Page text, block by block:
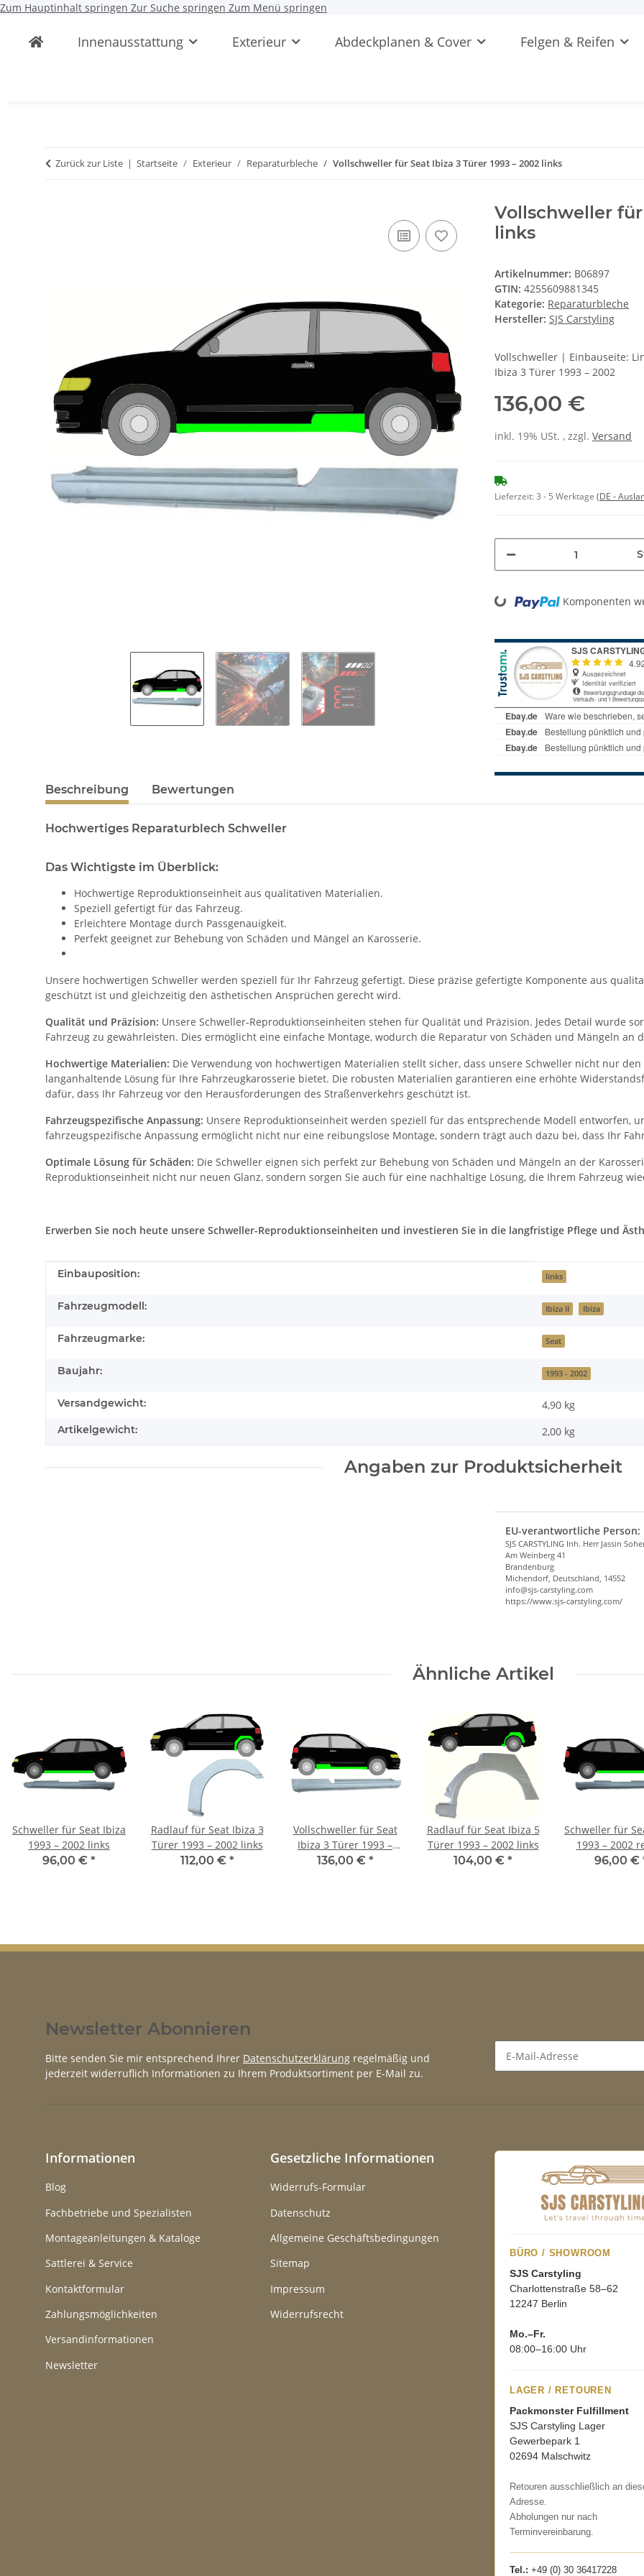
Zum Hauptinhalt springen Zur Suche springen Zum Menü springen
Innenausstattung Exterieur Abdeckplanen & Cover Felgen & Reifen
Zurück zur Liste Startseite Exterieur Reparaturbleche Vollschweller für Seat Ibiza 3 Türer 1993 – 2002 links
Vollschweller für
links
Artikelnummer: B06897
GTIN: 4255609881345
Kategorie: Reparaturbleche
Hersteller: SJS Carstyling
Vollschweller | Einbauseite:
Ibiza 3 Türer 1993 – 2002
136,00 €
inkl. 19% USt. , zzgl. Versand
Lieferzeit:3 - 5 Werktage (DE -
Loading... Komponenten
Beschreibung Bewertungen
Hochwertiges Reparaturblech Schweller
Das Wichtigste im Überblick:
Hochwertige Reproduktionseinheit aus qualitativen Materialien.
Speziell gefertigt für das Fahrzeug.
Erleichtere Montage durch Passgenauigkeit.
Perfekt geeignet zur Behebung von Schäden und Mängel an Karosserie.
Unsere hochwertigen Schweller werden speziell für Ihr Fahrzeug gefertigt. Diese präzise gefertigte Komponente aus
geschützt ist und gleichzeitig den ästhetischen Ansprüchen gerecht wird.
Qualität und Präzision: Unsere Schweller-Reproduktionseinheiten stehen für Qualität und Präzision. Jedes Detail wurde
Fahrzeug zu gewährleisten. Dies ermöglicht eine einfache Montage, wodurch die Reparatur von Schäden und Mängeln an
Hochwertige Materialien: Die Verwendung von hochwertigen Materialien stellt sicher, dass unsere Schweller nicht nur
langanhaltende Lösung für Ihre Fahrzeugkarosserie bietet. Die robusten Materialien garantieren eine erhöhte
dafür, dass Ihr Fahrzeug vor den Herausforderungen des Straßenverkehrs geschützt ist.
Fahrzeugspezifische Anpassung: Unsere Reproduktionseinheit werden speziell für das entsprechende Modell entworfen,
fahrzeugspezifische Anpassung ermöglicht nicht nur eine reibungslose Montage, sondern trägt auch dazu bei, dass Ihr
Optimale Lösung für Schäden: Die Schweller eignen sich perfekt zur Behebung von Schäden und Mängeln an der
Reproduktionseinheit nicht nur neuen Glanz, sondern sorgen Sie auch für eine nachhaltige Lösung, die Ihrem Fahrzeug
Erwerben Sie noch heute unsere Schweller-Reproduktionseinheiten und investieren Sie in die langfristige Pflege und
Produkteigenschaft
Wert
Einbauposition: links
Fahrzeugmodell: Ibiza II Ibiza
Fahrzeugmarke: Seat
Baujahr: 1993 - 2002
Versandgewicht: 4,90 kg
Artikelgewicht: 2,00 kg
Angaben zur Produktsicherheit
EU-verantwortliche Person:
SJS CARSTYLING Inh. Herr Jassin
Am Weinberg 41
Brandenburg
Michendorf, Deutschland, 14552
info@sjs-carstyling.com
https://www.sjs-carstyling.com/
Ähnliche Artikel
Schweller für Seat Ibiza
1993 – 2002 links
96,00 € *
Radlauf für Seat Ibiza 3
Türer 1993 – 2002 links
112,00 € *
Vollschweller für Seat
Ibiza 3 Türer 1993 –
2002 rechts
136,00 € *
Radlauf für Seat Ibiza 5
Türer 1993 – 2002 links
104,00 € *
Schweller für
1993 – 2002
96,00 €
Newsletter Abonnieren
Bitte senden Sie mir entsprechend Ihrer Datenschutzerklärung regelmäßig und
jederzeit widerruflich Informationen zu Ihrem Produktsortiment per E-Mail zu.
Informationen
Blog
Fachbetriebe und Spezialisten
Montageanleitungen & Kataloge
Sattlerei & Service
Kontaktformular
Zahlungsmöglichkeiten
Versandinformationen
Newsletter
Gesetzliche Informationen
Widerrufs-Formular
Datenschutz
Allgemeine Geschäftsbedingungen
Sitemap
Impressum
Widerrufsrecht
BÜRO / SHOWROOM
SJS Carstyling
Charlottenstraße 58–62
12247 Berlin
Mo.–Fr.
08:00–16:00 Uhr
LAGER / RETOUREN
Packmonster Fulfillment
SJS Carstyling Lager
Gewerbepark 1
02694 Malschwitz
Retouren ausschließlich an
Adresse.
Abholungen nur nach
Terminvereinbarung.
Tel.: +49 (0) 30 36417228